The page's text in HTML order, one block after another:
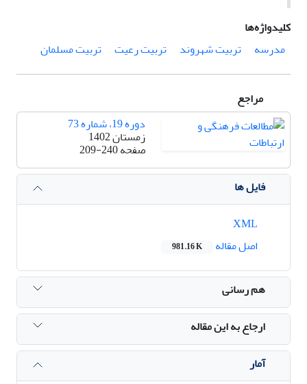
کلیدواژه‌ها
مدرسه
تربیت شهروند تربیت رعیت تربیت مسلمان
مراجع
دوره 19، شماره 73
زمستان 1402
صفحه209-240
فایل ها
اصل مقاله
981.16 K
هم رسانی
ارجاع به این مقاله
آمار